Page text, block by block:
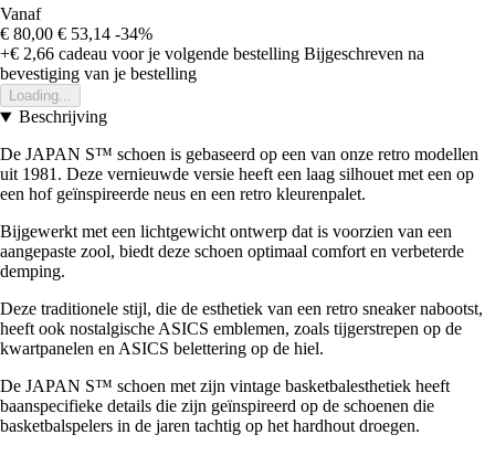
Vanaf
€ 80,00 € 53,14 -34%
+€ 2,66 cadeau voor je volgende bestelling Bijgeschreven na
bevestiging van je bestelling
Loading...
Beschrijving
De JAPAN S™ schoen is gebaseerd op een van onze retro modellen
uit 1981. Deze vernieuwde versie heeft een laag silhouet met een op
een hof geïnspireerde neus en een retro kleurenpalet.
Bijgewerkt met een lichtgewicht ontwerp dat is voorzien van een
aangepaste zool, biedt deze schoen optimaal comfort en verbeterde
demping.
Deze traditionele stijl, die de esthetiek van een retro sneaker nabootst,
heeft ook nostalgische ASICS emblemen, zoals tijgerstrepen op de
kwartpanelen en ASICS belettering op de hiel.
De JAPAN S™ schoen met zijn vintage basketbalesthetiek heeft
baanspecifieke details die zijn geïnspireerd op de schoenen die
basketbalspelers in de jaren tachtig op het hardhout droegen.